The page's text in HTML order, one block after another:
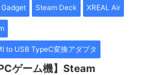
Gadget Steam Deck XREAL Air
to USB TypeC変換アダプタ
ゲーム機】Steam